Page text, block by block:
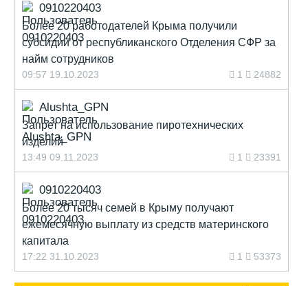
0910220403
Более 20 работодателей Крыма получили
субсидии от республиканского Отделения СФР за
найм сотрудников
09:57 19.10.2023 1 24882
Alushta_GPN
Запрет на использование пиротехнических
изделий
13:49 09.11.2023 1 23391
0910220403
Более 20 тысяч семей в Крыму получают
ежемесячную выплату из средств материнского
капитала
17:22 31.10.2023 1 53373